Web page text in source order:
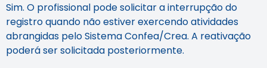
Sim. O profissional pode solicitar a interrupção do
registro quando não estiver exercendo atividades
abrangidas pelo Sistema Confea/Crea. A reativação
poderá ser solicitada posteriormente.